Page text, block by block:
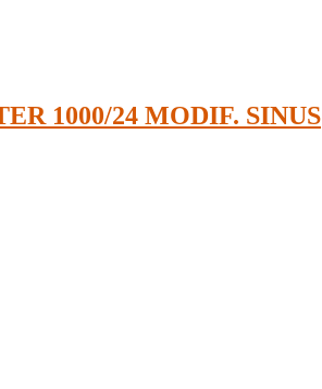
1000/24 MODIF. SINUS